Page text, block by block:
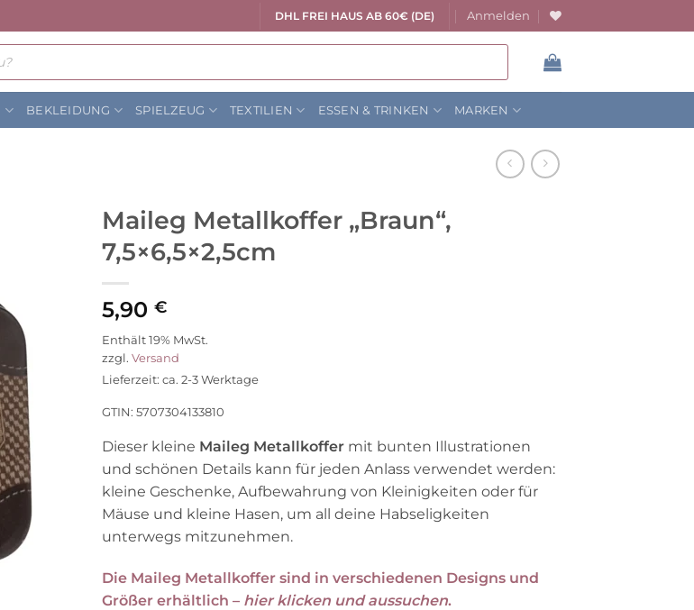
DHL FREI HAUS AB 60€ (DE) Anmelden
BEKLEIDUNG SPIELZEUG TEXTILIEN ESSEN & TRINKEN MARKEN
Maileg Metallkoffer „Braun“,
7,5×6,5×2,5cm
5,90 €
Enthält 19% MwSt.
zzgl. Versand
Lieferzeit: ca. 2-3 Werktage
GTIN: 5707304133810
Dieser kleine Maileg Metallkoffer mit bunten Illustrationen
und schönen Details kann für jeden Anlass verwendet werden:
kleine Geschenke, Aufbewahrung von Kleinigkeiten oder für
Mäuse und kleine Hasen, um all deine Habseligkeiten
unterwegs mitzunehmen.
Die Maileg Metallkoffer sind in verschiedenen Designs und
Größer erhältlich – hier klicken und aussuchen.